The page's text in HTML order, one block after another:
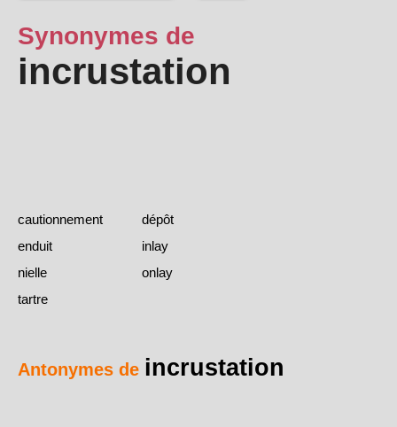
Synonymes de
incrustation
cautionnement
dépôt
enduit
inlay
nielle
onlay
tartre
Antonymes de incrustation